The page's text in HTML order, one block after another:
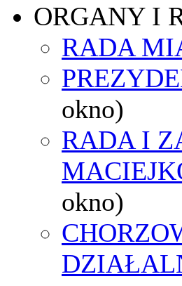
ORGANY I
RADA
okno)
RADA I
okno)